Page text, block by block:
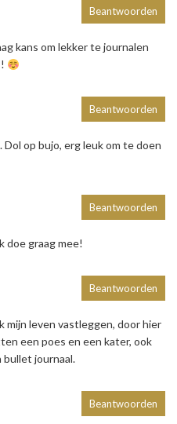
kans om lekker te journalen
Beantwoorden
op bujo, erg leuk om te doen
Beantwoorden
doe graag mee!
Beantwoorden
mijn leven vastleggen, door hier
een poes en een kater, ook
bullet journaal.
Beantwoorden
Beantwoorden